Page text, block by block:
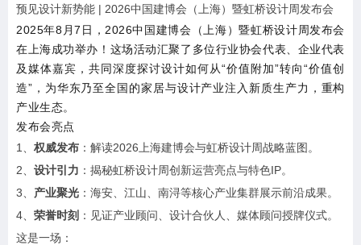
预见设计新势能 | 2026中国建博会（上海）暨虹桥设计周发布会
2025年8月7日，2026中国建博会（上海）暨虹桥设计周发布会
在上海成功举办！这场活动汇聚了多位行业协会代表、企业代表
及媒体嘉宾，共同深度探讨设计如何从“价值附加”转向“价值创
造”，为华东乃至全国的家居与设计产业注入新质生产力，重构
产业生态。
发布会亮点
1、 权威发布 ：解读2026上海建博会与虹桥设计周战略蓝图。
2、 设计引力 ：揭秘虹桥设计周创新运营亮点与特色IP。
3、 产业聚光 ：海安、江山、南浔等核心产业集群展示前沿成果。
4、 荣誉时刻 ：见证产业顾问、设计合伙人、媒体顾问授牌仪式。
这是一场：